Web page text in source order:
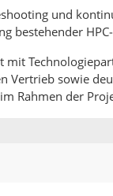
und
bestehender
mit
Vertrieb sowie
Rahmen der